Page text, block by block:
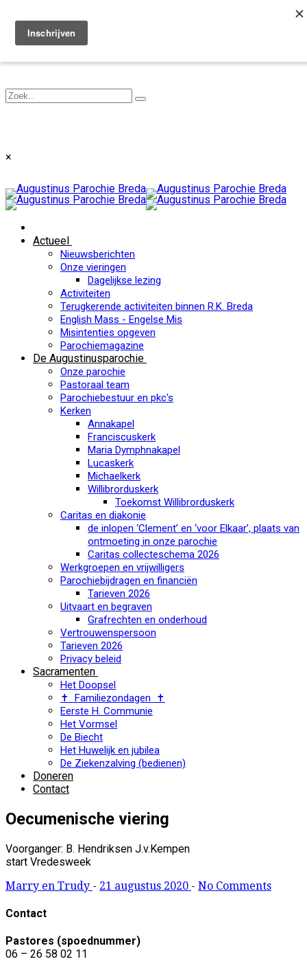
Toggle navigation
×
Actueel
Nieuwsberichten
Onze vieringen
Dagelijkse lezing
Activiteiten
Terugkerende activiteiten binnen R.K. Breda
English Mass - Engelse Mis
Misintenties opgeven
Parochiemagazine
De Augustinusparochie
Onze parochie
Pastoraal team
Parochiebestuur en pkc's
Kerken
Annakapel
Franciscuskerk
Maria Dymphnakapel
Lucaskerk
Michaelkerk
Willibrorduskerk
Toekomst Willibrorduskerk
Caritas en diakonie
de inlopen ‘Clement’ en ‘voor Elkaar’, plaats van
ontmoeting in onze parochie
Caritas collecteschema 2026
Werkgroepen en vrijwilligers
Parochiebijdragen en financiën
Tarieven 2026
Uitvaart en begraven
Grafrechten en onderhoud
Vertrouwenspersoon
Tarieven 2026
Privacy beleid
Sacramenten
Het Doopsel
✝ Familiezondagen ✝
Eerste H. Communie
Het Vormsel
De Biecht
Het Huwelijk en jubilea
De Ziekenzalving (bedienen)
Doneren
Contact
Oecumenische viering
Voorganger: B. Hendriksen J.v.Kempen
start Vredesweek
Marry en Trudy - 21 augustus 2020 - No Comments
Contact
Pastores (spoednummer)
06 – 26 58 02 11